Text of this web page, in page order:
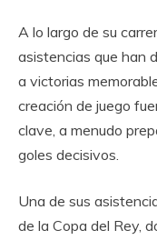
A lo largo de su
asistencias que han
a victorias
creación de juego
clave, a menudo
goles decisivos.
Una de sus
de la Copa del Rey,